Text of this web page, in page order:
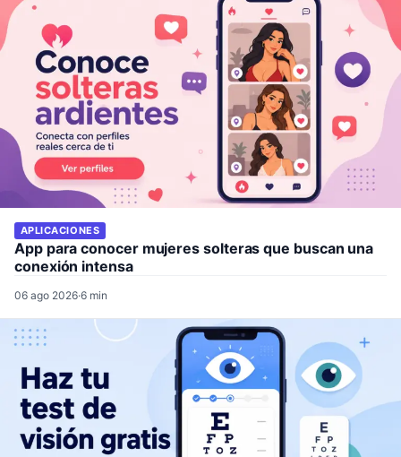
APLICACIONES
App para conocer mujeres solteras que buscan una
conexión intensa
06 ago 2026·6 min